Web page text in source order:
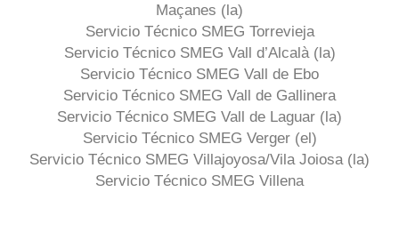
Maçanes (la)
Servicio Técnico SMEG Torrevieja
Servicio Técnico SMEG Vall d’Alcalà (la)
Servicio Técnico SMEG Vall de Ebo
Servicio Técnico SMEG Vall de Gallinera
Servicio Técnico SMEG Vall de Laguar (la)
Servicio Técnico SMEG Verger (el)
Servicio Técnico SMEG Villajoyosa/Vila Joiosa (la)
Servicio Técnico SMEG Villena